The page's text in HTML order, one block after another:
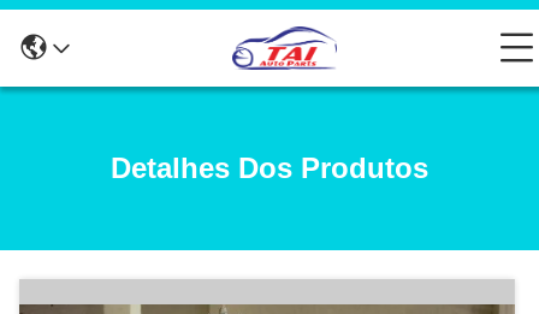
Detalhes Dos Produtos